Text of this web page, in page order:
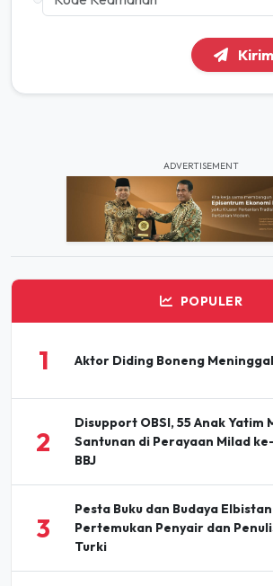
ADVERTISEMENT
POPULER
1 Aktor Diding Boneng
2
Disupport OBSI, 55 Anak Yatim
Santunan di Perayaan Milad
BBJ
3
Pesta Buku dan Budaya
Pertemukan Penyair dan
Turki